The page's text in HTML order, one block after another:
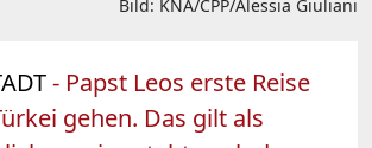
Bild: KNA/CPP/Alessia Giuliani
- Papst Leos erste Reise
gehen. Das gilt als